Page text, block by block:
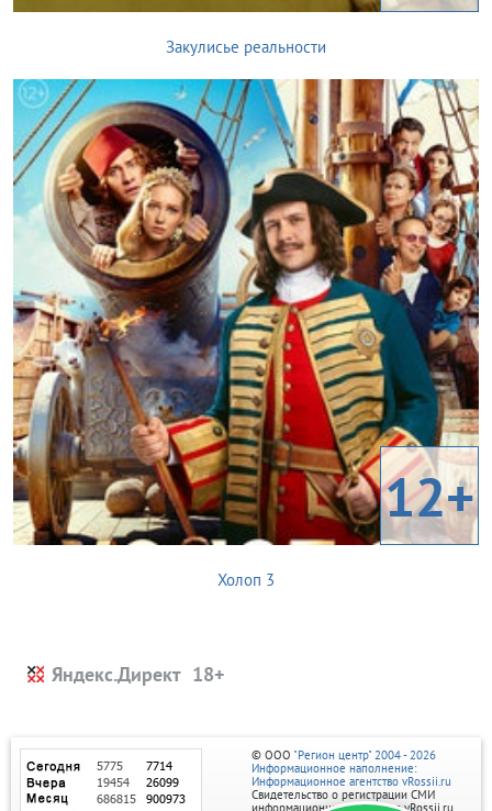
Закулисье реальности
12+
Холоп 3
Яндекс.Директ
© ООО "Регион центр" 2004 - 2026
Информационное наполнение:
Информационное агентство vRossii.ru
Свидетельство о регистрации СМИ
информационного агентства vRossii.ru